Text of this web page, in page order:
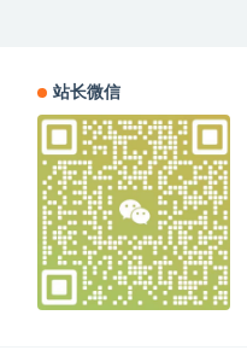
站长微信